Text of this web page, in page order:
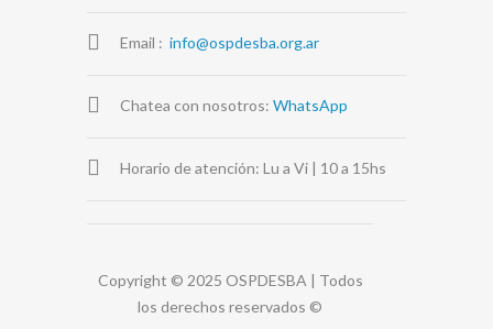
Email : info@ospdesba.org.ar
Chatea con nosotros: WhatsApp
Horario de atención: Lu a Vi | 10 a 15hs
Copyright © 2025 OSPDESBA | Todos
los derechos reservados ©